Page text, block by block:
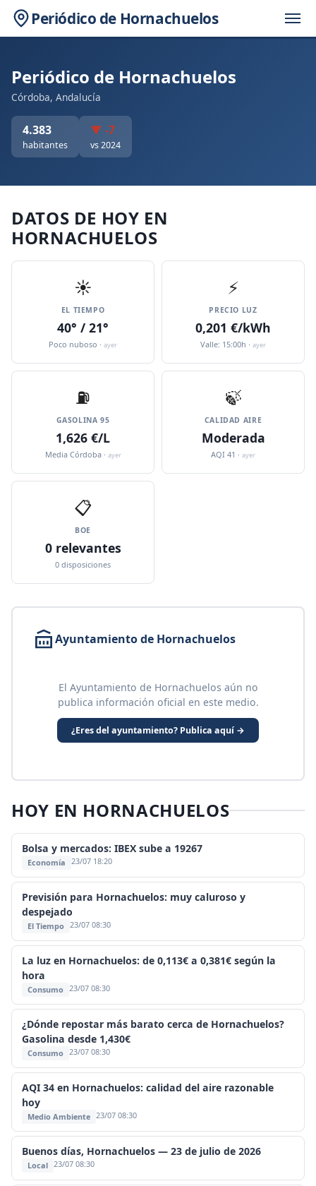
Periódico de Hornachuelos
Periódico de Hornachuelos
Córdoba, Andalucía
4.383
habitantes
▼ -7
vs 2024
DATOS DE HOY EN
HORNACHUELOS
☀️
EL TIEMPO
40° / 21°
Poco nuboso · ayer
⚡
PRECIO LUZ
0,201 €/kWh
Valle: 15:00h · ayer
⛽️
GASOLINA 95
1,626 €/L
Media Córdoba · ayer
🍃
CALIDAD AIRE
Moderada
AQI 41 · ayer
📋
BOE
0 relevantes
0 disposiciones
Ayuntamiento de Hornachuelos
El Ayuntamiento de Hornachuelos aún no
publica información oficial en este medio.
¿Eres del ayuntamiento? Publica aquí →
HOY EN HORNACHUELOS
Bolsa y mercados: IBEX sube a 19267
Economía 23/07 18:20
Previsión para Hornachuelos: muy caluroso y
despejado
El Tiempo 23/07 08:30
La luz en Hornachuelos: de 0,113€ a 0,381€ según la
hora
Consumo 23/07 08:30
¿Dónde repostar más barato cerca de Hornachuelos?
Gasolina desde 1,430€
Consumo 23/07 08:30
AQI 34 en Hornachuelos: calidad del aire razonable
hoy
Medio Ambiente 23/07 08:30
Buenos días, Hornachuelos — 23 de julio de 2026
Local 23/07 08:30